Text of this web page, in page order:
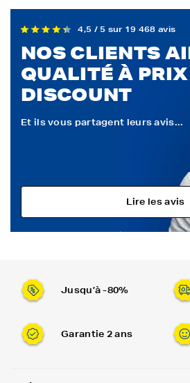
4,5 / 5 sur 19 468 avis
NOS CLIENTS
QUALITÉ À PRIX
DISCOUNT
Et ils vous partagent leurs avis...
Lire les avis
Jusqu’à -80%
Garantie 2 ans